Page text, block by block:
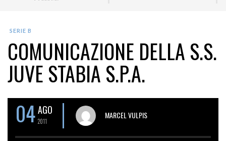
SERIE B
COMUNICAZIONE DELLA S.S.
JUVE STABIA S.P.A.
04 AGO
2011
MARCEL VULPIS